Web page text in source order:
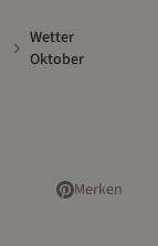
Wetter
Oktober
Merken